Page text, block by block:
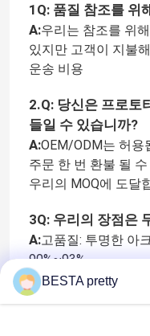
우리 에 관한 것
공장 투어
품질 관리
저희와 연락
뉴스
사건
인용 을 요청 하십
1Q: 품질 참조를 위
A:우리는 참조를 위
있지만 고객이 지불
운송 비용
2.Q: 당신은 프로토
들일 수 있습니까?
A:OEM/ODM는 허용
주문 한 번 환불 될
우리의 MOQ에 도달
3Q: 우리의 장점은
A:고품질: 투명한 아
90%~93%
+/-0.1mm 이내, 거품
다.
BESTA pretty